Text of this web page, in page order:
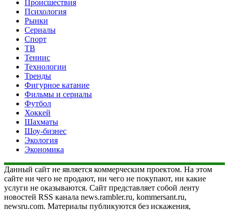
Происшествия
Психология
Рынки
Сериалы
Спорт
ТВ
Теннис
Технологии
Тренды
Фигурное катание
Фильмы и сериалы
Футбол
Хоккей
Шахматы
Шоу-бизнес
Экология
Экономика
Данный сайт не является коммерческим проектом. На этом
сайте ни чего не продают, ни чего не покупают, ни какие
услуги не оказываются. Сайт представляет собой ленту
новостей RSS канала news.rambler.ru, kommersant.ru,
newsru.com. Материалы публикуются без искажения,